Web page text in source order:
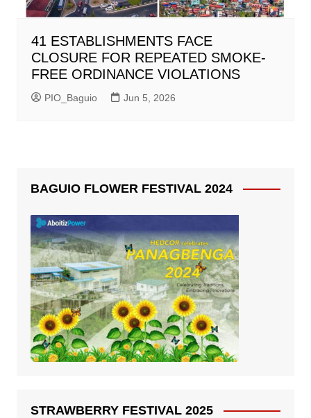
41 ESTABLISHMENTS FACE
CLOSURE FOR REPEATED SMOKE-
FREE ORDINANCE VIOLATIONS
PIO_Baguio Jun 5, 2026
BAGUIO FLOWER FESTIVAL 2024
STRAWBERRY FESTIVAL 2025